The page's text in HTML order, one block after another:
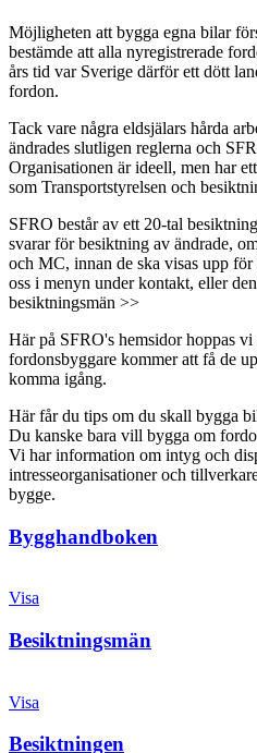
Möjligheten att bygga egna bilar
bestämde att alla nyregistrerade
års tid var Sverige därför ett dött
fordon.
Tack vare några eldsjälars hårda
ändrades slutligen reglerna och
Organisationen är ideell, men har
som Transportstyrelsen och
SFRO består av ett 20-tal
svarar för besiktning av ändrade,
och MC, innan de ska visas upp
oss i menyn under kontakt, eller
besiktningsmän >>
Här på SFRO's hemsidor hoppas
fordonsbyggare kommer att få de
komma igång.
Här får du tips om du skall bygga
Du kanske bara vill bygga om
Vi har information om intyg och
intresseorganisationer och
bygge.
Bygghandboken
Visa
Besiktningsmän
Visa
Besiktningen